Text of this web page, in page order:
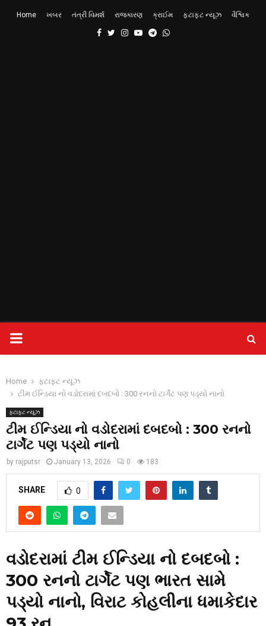
Home ખબર તંત્રી વિમર્શ રાજકારણ ક્રાઈમ ફટાફટ ન્યૂઝ વૈશ્વિક
Facebook
TwitterInstagram
YoutubeTelegram
Whatsapp
PRIMARY
Home
ફટાફટ ન્યૂઝ
ટીમ ઈન્ડિયા નો વડોદરામાં દબદબો : 300 રનનો ટાર્ગેટ પણ પડ્યો નાનો
ફટાફટ ન્યૂઝ
ટીમ ઈન્ડિયા નો વડોદરામાં દબદબો : 300 રનનો
ટાર્ગેટ પણ પડ્યો નાનો
by rajputsr January 13, 2026 0 183
SHARE 0
વડોદરામાં ટીમ ઈન્ડિયા નો દબદબો :
300 રનનો ટાર્ગેટ પણ ભારત સામે
પડ્યો નાનો, વિરાટ કોહલીના ધમાકેદાર